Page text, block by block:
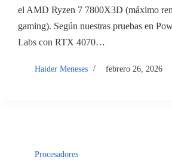
el AMD Ryzen 7 7800X3D (máximo
gaming). Según nuestras pruebas en
Labs con RTX 4070…
Haider Meneses febrero 26, 2026
Procesadores